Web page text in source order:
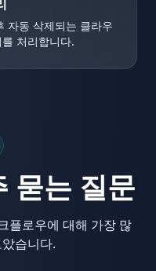
자동 삭제되는 클라우
처리합니다.
묻는 질문
플로우에 대해 가장 많
습니다.